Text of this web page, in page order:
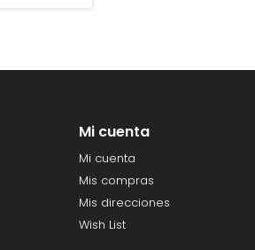
Mi cuenta
Mi cuenta
Mis compras
Mis direcciones
Wish List